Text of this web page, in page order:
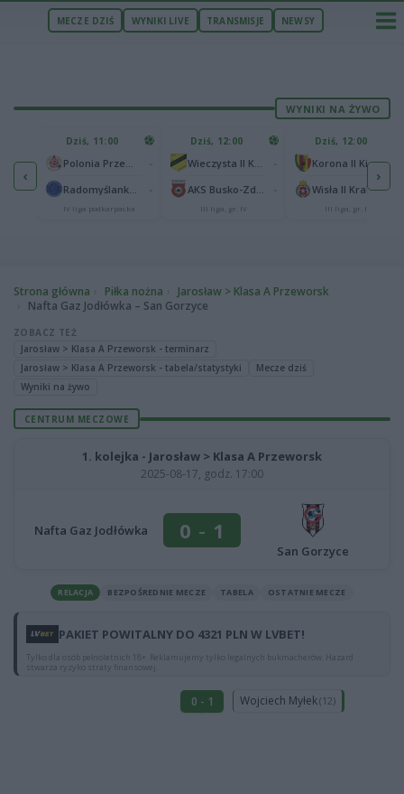
MECZE DZIŚ WYNIKI LIVE TRANSMISJE NEWSY
WYNIKI NA ŻYWO
‹
1
1
Dziś, 11:00
IV liga podkarpacka
Dziś, 12:00
III liga, gr. IV
Dziś, 12:00
Korona II Kielce
Wisła II Kraków
III liga, gr. IV
›
Strona główna Piłka nożna
Jarosław > Klasa A Przeworsk
Nafta Gaz Jodłówka – San Gorzyce
ZOBACZ TEŻ
Jarosław > Klasa A Przeworsk - terminarz
Jarosław > Klasa A Przeworsk - tabela/statystyki
Mecze dziś
Wyniki na żywo
CENTRUM MECZOWE
1. kolejka - Jarosław > Klasa A Przeworsk
2025-08-17, godz. 17:00
Nafta Gaz Jodłówka 0 - 1
San Gorzyce
RELACJA BEZPOŚREDNIE MECZE TABELA OSTATNIE MECZE
PAKIET POWITALNY DO 4321 PLN W LVBET!
Tylko dla osób pełnoletnich 18+. Reklamujemy tylko legalnych bukmacherów. Hazard
stwarza ryzyko straty finansowej.
0 - 1 Wojciech Myłek(12)